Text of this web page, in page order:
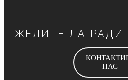
ЖЕЛИТЕ ДА
НАС